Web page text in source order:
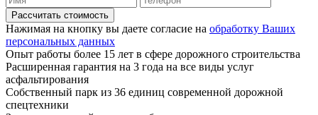
Рассчитать стоимость
Нажимая на кнопку вы даете согласие на обработку Ваших
персональных данных
Опыт работы более 15 лет в сфере дорожного строительства
Расширенная гарантия на 3 года на все виды услуг
асфальтирования
Собственный парк из 36 единиц современной дорожной
спецтехники